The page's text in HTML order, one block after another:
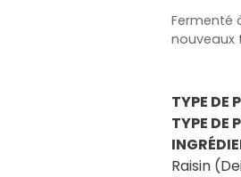
Fermenté
nouveaux
TYPE DE
TYPE DE
Raisin